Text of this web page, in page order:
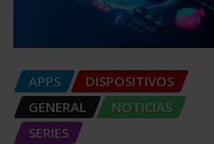
APPS
DISPOSITIVOS
GENERAL
NOTICIAS
SERIES